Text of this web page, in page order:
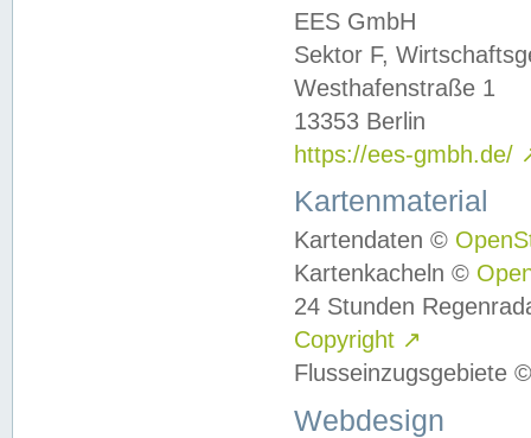
EES GmbH
Sektor F,
Westhafenstraße 1
13353 Berlin
https://ees-gmbh.de/
Kartenmaterial
Kartendaten ©
Kartenkacheln ©
24 Stunden
Copyright ↗
Flusseinzugsgebiete
Webdesign